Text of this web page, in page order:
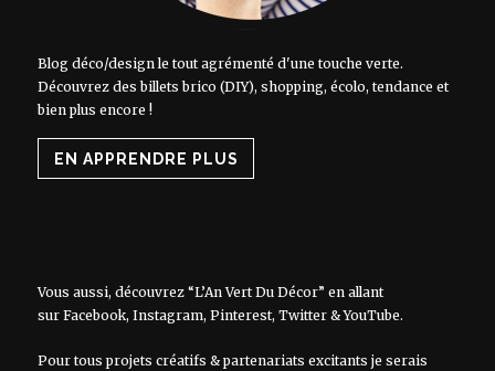
Blog déco/design le tout agrémenté d'une touche verte.
Découvrez des billets brico (DIY), shopping, écolo, tendance et
bien plus encore !
EN APPRENDRE PLUS
Vous aussi, découvrez “L’An Vert Du Décor” en allant
sur Facebook, Instagram, Pinterest, Twitter&YouTube.
Pour tous projets créatifs & partenariats excitants je serais